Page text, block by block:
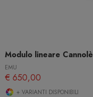
Modulo lineare Cannolè
EMU
€ 650,00
+ VARIANTI DISPONIBILI